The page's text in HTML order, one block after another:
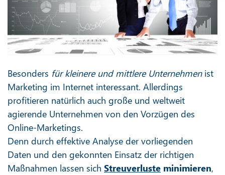
Besonders für kleinere und mittlere Unternehmenist
Marketing im Internet interessant. Allerdings
profitieren natürlich auch große und weltweit
agierende Unternehmen von den Vorzügen des
Online-Marketings.
Denn durch effektive Analyse der vorliegenden
Daten und den gekonnten Einsatz der richtigen
Maßnahmen lassen sich Streuverluste minimieren,